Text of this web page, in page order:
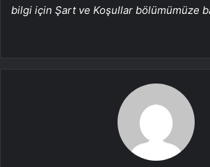
bilgi için Şart ve Koşullar bölümümüze